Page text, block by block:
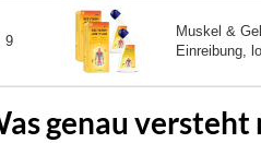
9
Muskel &
Einreibung,
genau